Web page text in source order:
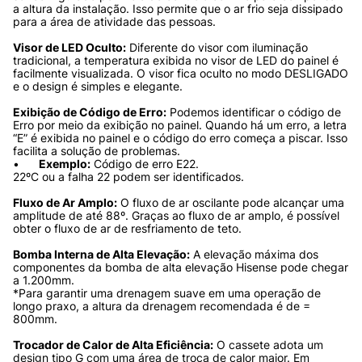
a altura da instalação. Isso permite que o ar frio seja dissipado
para a área de atividade das pessoas.
Visor de LED Oculto: Diferente do visor com iluminação
tradicional, a temperatura exibida no visor de LED do painel é
facilmente visualizada. O visor fica oculto no modo DESLIGADO
e o design é simples e elegante.
Exibição de Código de Erro: Podemos identificar o código de
Erro por meio da exibição no painel. Quando há um erro, a letra
“E” é exibida no painel e o código do erro começa a piscar. Isso
facilita a solução de problemas.
Exemplo: Código de erro E22.
22ºC ou a falha 22 podem ser identificados.
Fluxo de Ar Amplo: O fluxo de ar oscilante pode alcançar uma
amplitude de até 88º. Graças ao fluxo de ar amplo, é possível
obter o fluxo de ar de resfriamento de teto.
Bomba Interna de Alta Elevação: A elevação máxima dos
componentes da bomba de alta elevação Hisense pode chegar
a 1.200mm.
*Para garantir uma drenagem suave em uma operação de
longo praxo, a altura da drenagem recomendada é de =
800mm.
Trocador de Calor de Alta Eficiência: O cassete adota um
design tipo G com uma área de troca de calor maior. Em